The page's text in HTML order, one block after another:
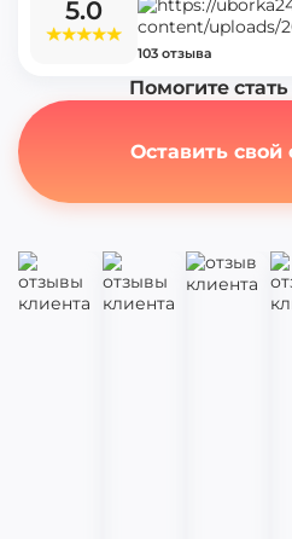
5.0
103 отзыва
Помогите
Оставить свой